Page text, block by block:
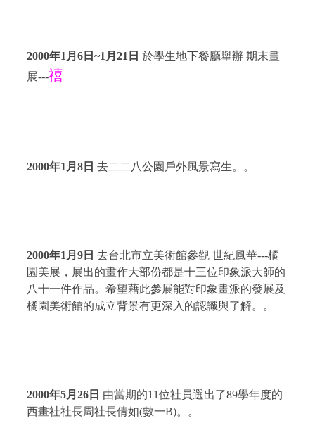
2000年1 月 6 日 ~1 月21 日 於學生地下餐廳舉辦 期末畫
展---禧
2000年1 月 8 日 去二二八公園戶外風景寫生。。
2000年1 月 9 日 去台北市立美術館參觀 世紀風華---橘
園美展，展出的畫作大部份都是十三位印象派大師的
八十一件作品。希望藉此參展能對印象畫派的發展及
橘園美術館的成立背景有更深入的認識與了解。。
2000年5月 26 日 由當期的11位社員選出了89學年度的
西畫社社長周社長倩如(數一B)。。